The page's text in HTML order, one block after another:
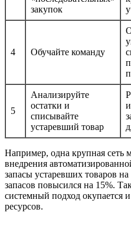
закупок
4 Обучайте команду
5
Анализируйте
остатки и
списывайте
устаревший товар
Например, одна крупная сеть
внедрения
запасы устаревших товаров
запасов повысился на 15%.
системный подход окупается
ресурсов.